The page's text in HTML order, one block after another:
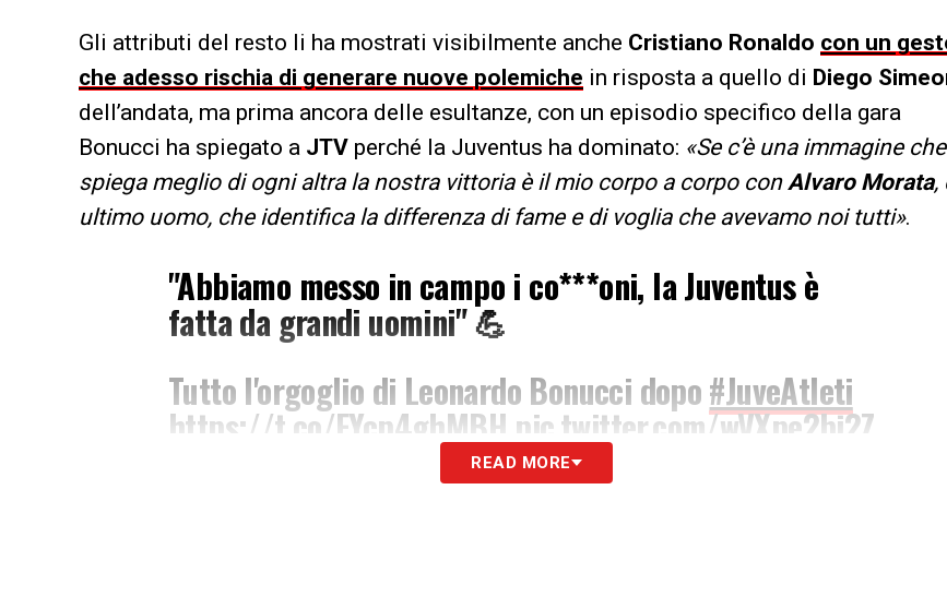
Gli attributi del resto li ha mostrati visibilmente anche Cristiano Ronaldo con un
che adesso rischia di generare nuove polemiche in risposta a quello di Diego
dell’andata, ma prima ancora delle esultanze, con un episodio specifico della gara
Bonucci ha spiegato a JTV perché la Juventus ha dominato: «Se c’è una immagine che
spiega meglio di ogni altra la nostra vittoria è il mio corpo a corpo con Alvaro Morata,
ultimo uomo, che identifica la differenza di fame e di voglia che avevamo noi tutti».
"Abbiamo messo in campo i co***oni, la Juventus è
fatta da grandi uomini" 💪
Tutto l'orgoglio di Leonardo Bonucci dopo#JuveAtleti
https://t.co/FYcp4ghMBH pic.twitter.com/wVXpe2bj2Z
— Eurosport IT (@Eurosport_IT)March 13, 2019
READ MORE